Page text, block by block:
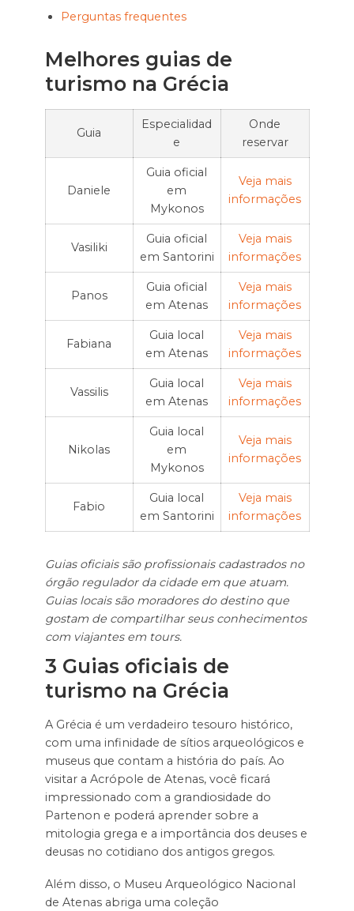
Perguntas frequentes
Melhores guias de
turismo na Grécia
Guia
Especialidad
e
Onde
reservar
Daniele
Guia oficial
em
Mykonos
Veja mais
informações
Vasiliki
Guia oficial
em Santorini
Veja mais
informações
Panos
Guia oficial
em Atenas
Veja mais
informações
Fabiana
Guia local
em Atenas
Veja mais
informações
Vassilis
Guia local
em Atenas
Veja mais
informações
Nikolas
Guia local
em
Mykonos
Veja mais
informações
Fabio
Guia local
em Santorini
Veja mais
informações
Guias oficiais são profissionais cadastrados no
órgão regulador da cidade em que atuam.
Guias locais são moradores do destino que
gostam de compartilhar seus conhecimentos
com viajantes em tours.
3 Guias oficiais de
turismo na Grécia
A Grécia é um verdadeiro tesouro histórico,
com uma infinidade de sítios arqueológicos e
museus que contam a história do país. Ao
visitar a Acrópole de Atenas, você ficará
impressionado com a grandiosidade do
Partenon e poderá aprender sobre a
mitologia grega e a importância dos deuses e
deusas no cotidiano dos antigos gregos.
Além disso, o Museu Arqueológico Nacional
de Atenas abriga uma coleção